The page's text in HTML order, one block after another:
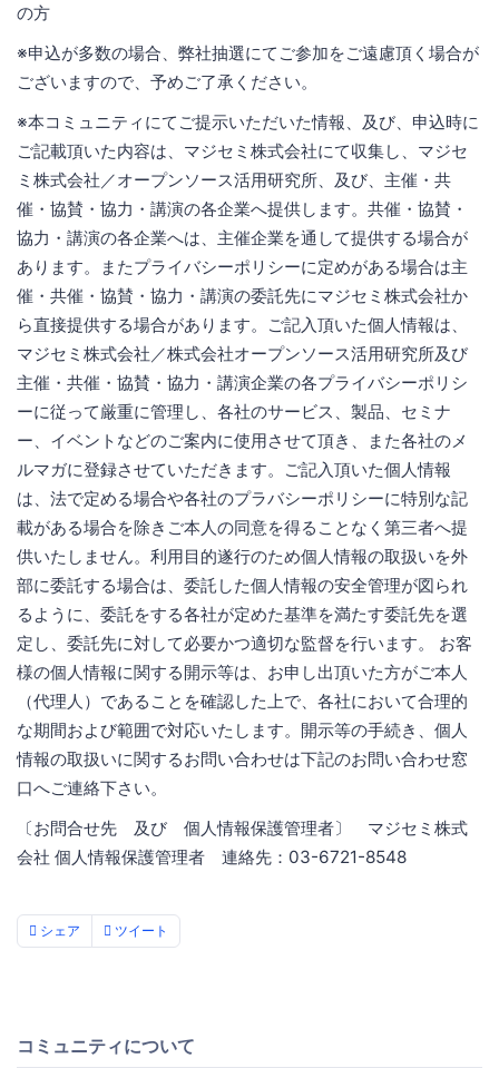
の方
※申込が多数の場合、弊社抽選にてご参加をご遠慮頂く場合が
ございますので、予めご了承ください。
※本コミュニティにてご提示いただいた情報、及び、申込時に
ご記載頂いた内容は、マジセミ株式会社にて収集し、マジセ
ミ株式会社／オープンソース活用研究所、及び、主催・共
催・協賛・協力・講演の各企業へ提供します。共催・協賛・
協力・講演の各企業へは、主催企業を通して提供する場合が
あります。またプライバシーポリシーに定めがある場合は主
催・共催・協賛・協力・講演の委託先にマジセミ株式会社か
ら直接提供する場合があります。ご記入頂いた個人情報は、
マジセミ株式会社／株式会社オープンソース活用研究所及び
主催・共催・協賛・協力・講演企業の各プライバシーポリシ
ーに従って厳重に管理し、各社のサービス、製品、セミナ
ー、イベントなどのご案内に使用させて頂き、また各社のメ
ルマガに登録させていただきます。ご記入頂いた個人情報
は、法で定める場合や各社のプラバシーポリシーに特別な記
載がある場合を除きご本人の同意を得ることなく第三者へ提
供いたしません。利用目的遂行のため個人情報の取扱いを外
部に委託する場合は、委託した個人情報の安全管理が図られ
るように、委託をする各社が定めた基準を満たす委託先を選
定し、委託先に対して必要かつ適切な監督を行います。 お客
様の個人情報に関する開示等は、お申し出頂いた方がご本人
（代理人）であることを確認した上で、各社において合理的
な期間および範囲で対応いたします。開示等の手続き、個人
情報の取扱いに関するお問い合わせは下記のお問い合わせ窓
口へご連絡下さい。
〔お問合せ先 及び 個人情報保護管理者〕 マジセミ株式
会社 個人情報保護管理者 連絡先：03-6721-8548
シェア ツイート
コミュニティについて